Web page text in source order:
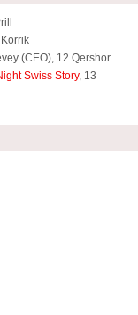
(CEO), 12 Qershor
Swiss Story, 13